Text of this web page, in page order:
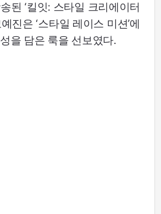
된 ‘킬잇: 스타일 크리에이터
진은 ‘스타일 레이스 미션’에
을 담은 룩을 선보였다.